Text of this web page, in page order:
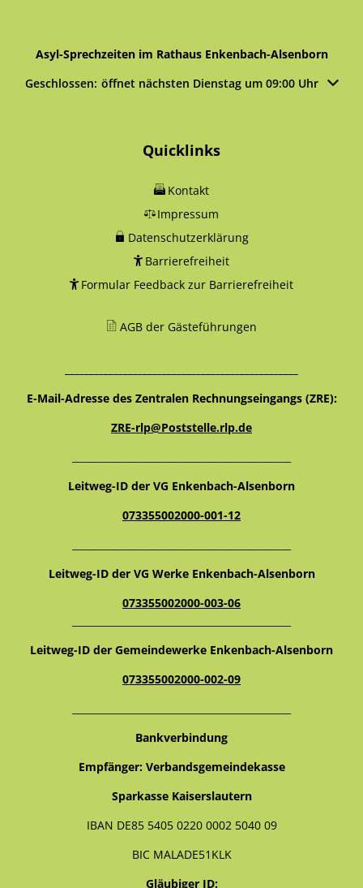
Asyl-Sprechzeiten im Rathaus Enkenbach-Alsenborn
Klicken, um weitere Öffnungs- oder Schließzeiten
Geschlossen: öffnet nächsten Dienstag um 09:00 Uhr
Quicklinks
Kontakt
Impressum
Datenschutzerklärung
Barrierefreiheit
Formular Feedback zur Barrierefreiheit
AGB der Gästeführungen
E-Mail-Adresse des Zentralen Rechnungseingangs (ZRE):
ZRE-rlp@Poststelle.rlp.de
Leitweg-ID der VG Enkenbach-Alsenborn
073355002000-001-12
Leitweg-ID der VG Werke Enkenbach-Alsenborn
073355002000-003-06
Leitweg-ID der Gemeindewerke Enkenbach-Alsenborn
073355002000-002-09
Bankverbindung
Empfänger: Verbandsgemeindekasse
Sparkasse Kaiserslautern
IBAN DE85 5405 0220 0002 5040 09
BIC MALADE51KLK
Gläubiger ID: